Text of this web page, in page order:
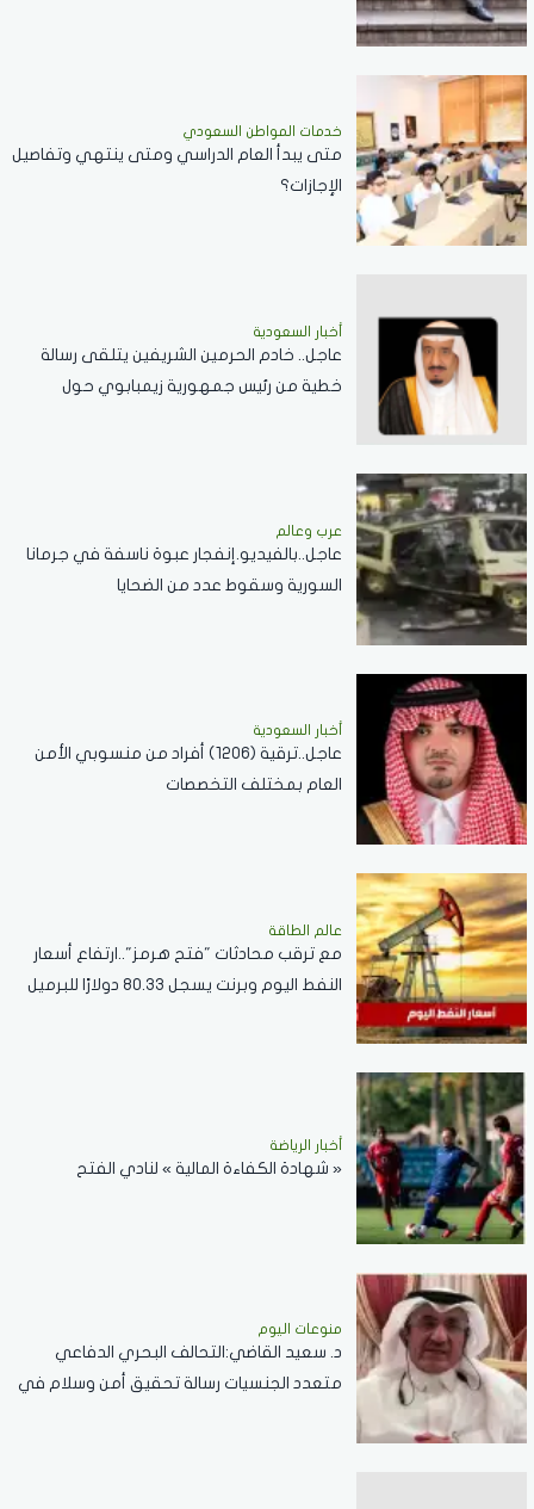
خدمات المواطن السعودي
‏متى يبدأ العام الدراسي ومتى ينتهي وتفاصيل
الإجازات؟
أخبار السعودية
عاجل.. خادم الحرمين الشريفين يتلقى رسالة
خطية من رئيس جمهورية زيمبابوي حول
عرب وعالم
عاجل..بالفيديو.إنفجار عبوة ناسفة في جرمانا
السورية وسقوط عدد من الضحايا
أخبار السعودية
عاجل..ترقية (1206) أفراد من منسوبي الأمن
العام بمختلف التخصصات
عالم الطاقة
مع ترقب محادثات "فتح هرمز"..ارتفاع أسعار
النفط اليوم وبرنت يسجل 80.33 دولارًا للبرميل
أخبار الرياضة
« شهادة الكفاءة المالية » لنادي الفتح
منوعات اليوم
د. سعيد القاضي:التحالف البحري الدفاعي
متعدد الجنسيات رسالة تحقيق أمن وسلام في